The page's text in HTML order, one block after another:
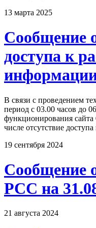
13 марта 2025
Сообщение
доступа к
информации
В связи с проведением
период с 03.00 часов до
функционирования
числе отсутствие
19 сентября 2024
Сообщение
РСС на
21 августа 2024